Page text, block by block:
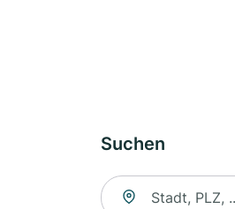
Suchen
Suche nach Ort